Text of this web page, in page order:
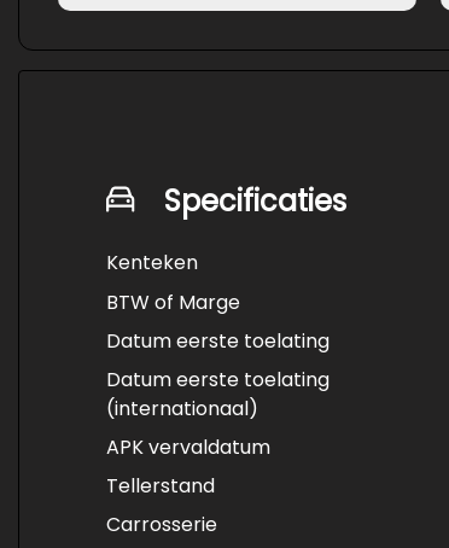
Specificaties
Kenteken
BTW of Marge
Datum eerste toelating
Datum eerste toelating
(internationaal)
APK vervaldatum
Tellerstand
Carrosserie